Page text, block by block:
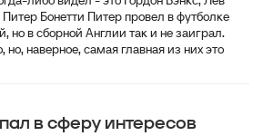
Бонетти Питер провел в футболке
но в сборной Англии так и не заиграл.
наверное, самая главная из них это
в сферу интересов